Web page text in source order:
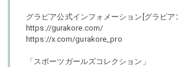
こしてみて下さい。
短すぎるスカート丈のボディコンワンピースで
たら、スカートがずり上がりすぎてパンツ全開
グラビア公式インフォメーション[グラビア
https://gurakore.com/
https://x.com/gurakore_pro
「スポーツガールズコレクション」